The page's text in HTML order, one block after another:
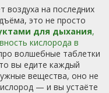
воздуха на последних
это не просто
для дыхания,
кислорода в
волшебные таблетки
вы едите каждый
вещества, оно не
— и вы устаёте